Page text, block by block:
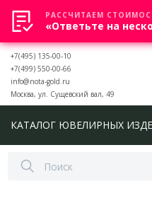
+7(495) 135-00-10
+7(499) 550-00-66
info@nota-gold.ru
Москва, ул. Сущевский вал, 49
КАТАЛОГ ЮВЕЛИРНЫХ
РАССЧИТАЕМ
«Ответьте на